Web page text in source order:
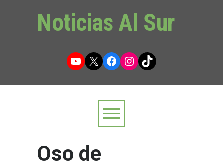
Noticias Al Sur
YouTube
X Facebook
Instagram
TikTok
Oso de